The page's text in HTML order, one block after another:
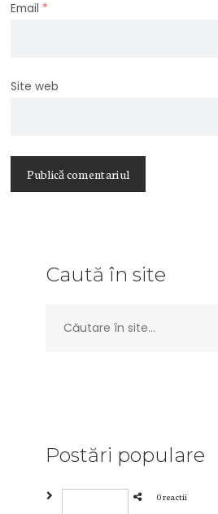
Email *
Site web
Caută în site
Postări populare
0 reactii